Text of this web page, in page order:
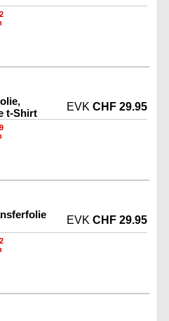
t-Shirt
EVK CHF 29.95
EVK CHF 29.95